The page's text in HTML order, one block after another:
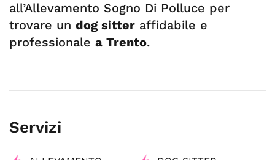
all’Allevamento Sogno Di Polluce per
trovare un dog sitter affidabile e
professionale a Trento.
Servizi